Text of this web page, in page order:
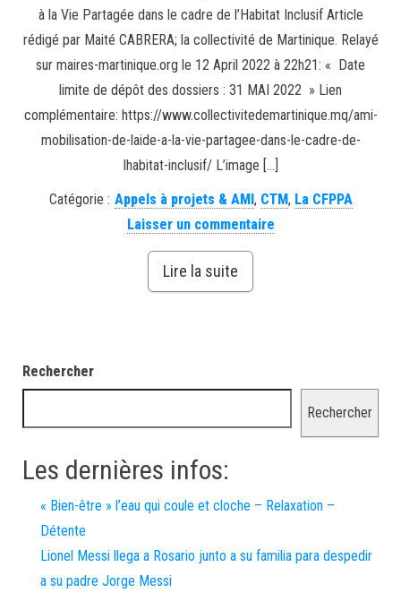
à la Vie Partagée dans le cadre de l’Habitat Inclusif Article
rédigé par Maité CABRERA; la collectivité de Martinique. Relayé
sur maires-martinique.org le 12 April 2022 à 22h21: « Date
limite de dépôt des dossiers : 31 MAI 2022 » Lien
complémentaire: https://www.collectivitedemartinique.mq/ami-
mobilisation-de-laide-a-la-vie-partagee-dans-le-cadre-de-
lhabitat-inclusif/ L’image […]
Catégorie : Appels à projets & AMI , CTM, La CFPPA
Laisser un commentaire
Lire la suite
Rechercher
Rechercher
Les dernières infos:
« Bien-être » l’eau qui coule et cloche – Relaxation –
Détente
Lionel Messi llega a Rosario junto a su familia para despedir
a su padre Jorge Messi